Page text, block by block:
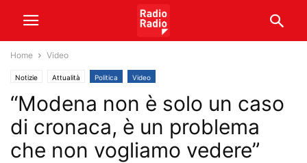
Home Video
Notizie Attualità Politica Video
“Modena non è solo un caso
di cronaca, è un problema
che non vogliamo vedere”